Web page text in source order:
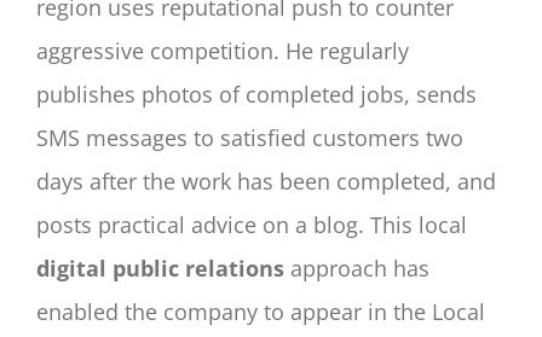
region uses reputational push to counter
aggressive competition. He regularly
publishes photos of completed jobs, sends
SMS messages to satisfied customers two
days after the work has been completed, and
posts practical advice on a blog. This local
digital public relations approach has
enabled the company to appear in the Local